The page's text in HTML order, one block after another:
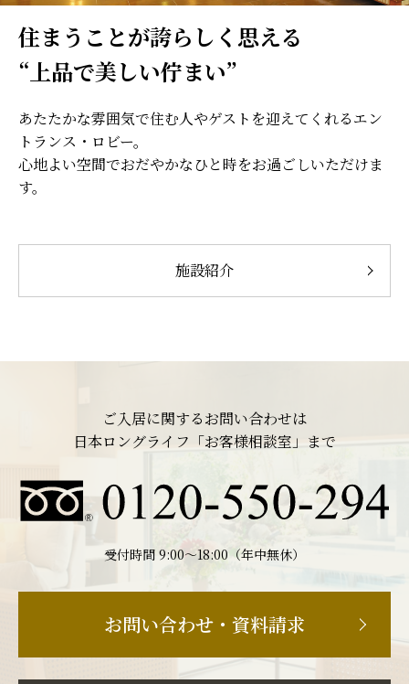
住まうことが誇らしく思える
“上品で美しい佇まい”
あたたかな雰囲気で住む人やゲストを迎えてくれるエン
トランス・ロビー。
心地よい空間でおだやかなひと時をお過ごしいただけま
す。
施設紹介
ご入居に関するお問い合わせは
日本ロングライフ「お客様相談室」まで
受付時間 9:00〜18:00（年中無休）
お問い合わせ・資料請求